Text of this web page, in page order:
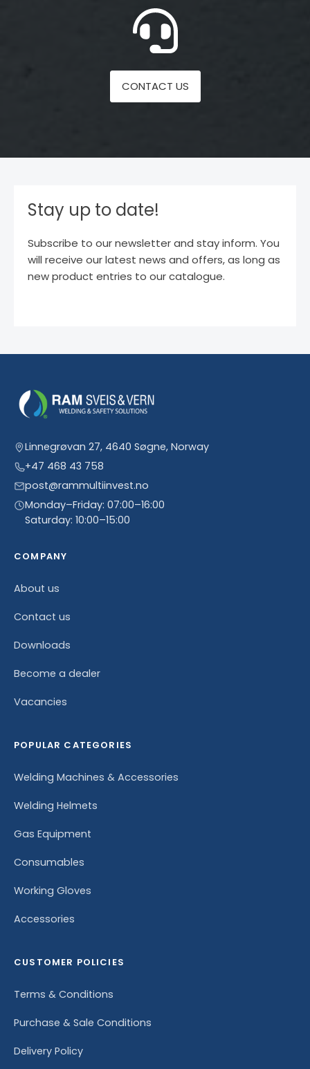
CONTACT US
Stay up to date!
Subscribe to our newsletter and stay inform. You
will receive our latest news and offers, as long as
new product entries to our catalogue.
Linnegrøvan 27, 4640 Søgne, Norway
+47 468 43 758
post@rammultiinvest.no
Monday–Friday: 07:00–16:00
Saturday: 10:00–15:00
COMPANY
About us
Contact us
Downloads
Become a dealer
Vacancies
POPULAR CATEGORIES
Welding Machines & Accessories
Welding Helmets
Gas Equipment
Consumables
Working Gloves
Accessories
CUSTOMER POLICIES
Terms & Conditions
Purchase & Sale Conditions
Delivery Policy